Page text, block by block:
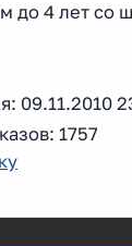
до 4 лет со
09.11.2010
1757